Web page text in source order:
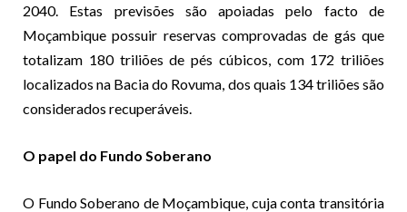
2040. Estas previsões são apoiadas pelo facto de
Moçambique possuir reservas comprovadas de gás que
totalizam 180 triliões de pés cúbicos, com 172 triliões
localizados na Bacia do Rovuma, dos quais 134 triliões são
considerados recuperáveis​.
O papel do Fundo Soberano
O Fundo Soberano de Moçambique, cuja conta transitória